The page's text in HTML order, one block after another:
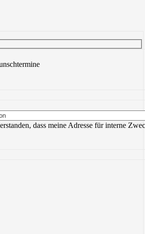
Feld leer.
dass meine Adresse für interne